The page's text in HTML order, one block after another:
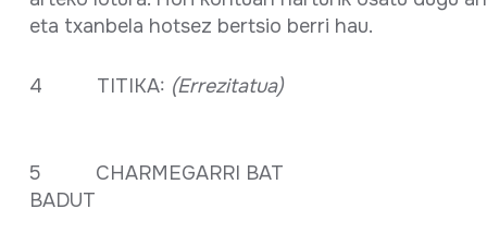
eta txanbela hotsez bertsio berri hau.
4 TITIKA: (Errezitatua)
5 CHARMEGARRI BAT